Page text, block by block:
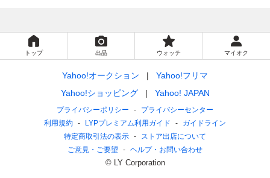
トップ 出品 ウォッチ マイオク
Yahoo!オークション
Yahoo!フリマ
Yahoo!ショッピング
Yahoo! JAPAN
プライバシーポリシー
プライバシーセンター
利用規約
LYPプレミアム利用ガイド
ガイドライン
特定商取引法の表示
ストア出店について
ご意見・ご要望
ヘルプ・お問い合わせ
© LY Corporation